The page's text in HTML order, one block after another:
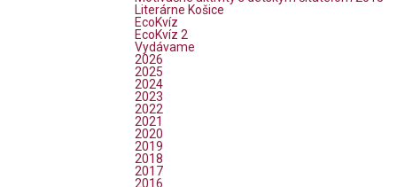
Literárne Košice
EcoKvíz
EcoKvíz 2
Vydávame
2026
2025
2024
2023
2022
2021
2020
2019
2018
2017
2016